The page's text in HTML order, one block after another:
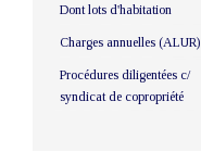
Dont lots d'habitation
Charges annuelles (ALUR)
Procédures diligentées c/
syndicat de copropriété